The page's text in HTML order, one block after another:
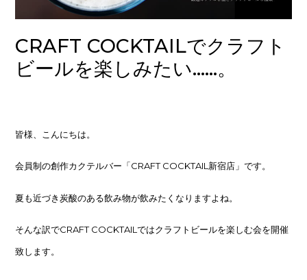
CRAFT COCKTAILでクラフト
ビールを楽しみたい……。
皆様、こんにちは。
会員制の創作カクテルバー「CRAFT COCKTAIL新宿店」です。
夏も近づき炭酸のある飲み物が飲みたくなりますよね。
そんな訳でCRAFT COCKTAILではクラフトビールを楽しむ会を開催
致します。